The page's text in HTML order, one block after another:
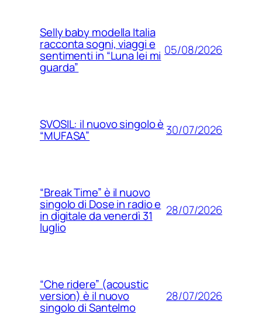
Selly baby modella Italia
racconta sogni, viaggi e
sentimenti in “Luna lei mi
guarda”
05/08/2026
SVOSIL: il nuovo singolo è
“MUFASA” 30/07/2026
“Break Time” è il nuovo
singolo di Dose in radio e
in digitale da venerdì 31
luglio
28/07/2026
“Che ridere” (acoustic
version) è il nuovo
singolo di Santelmo
28/07/2026